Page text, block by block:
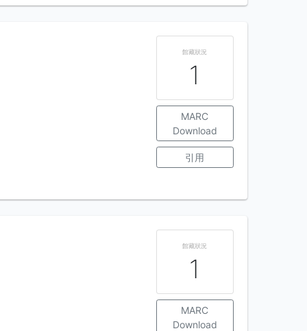
館藏狀況
1
MARC
Download
引用
館藏狀況
1
MARC
Download